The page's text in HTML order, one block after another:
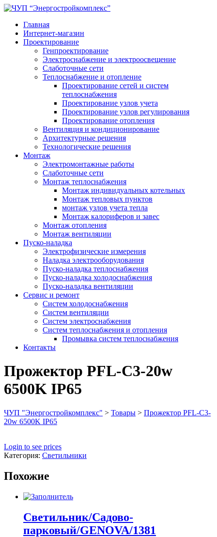
Главная
Интернет-магазин
Проектирование
Генпроектирование
Электроснабжение и электроосвещение
Слаботочные сети
Теплоснабжение и отопление
Проектирование сетей и систем
теплоснабжения
Проектирование узлов учета
Проектирование узлов регулирования
Проектирование отопления
Вентиляция и кондиционирование
Архитектурные решения
Технологические решения
Монтаж
Электромонтажные работы
Слаботочные сети
Монтаж теплоснабжения
Монтаж индивидуальных котельных
Монтаж тепловых пунктов
монтаж узлов учета тепла
Монтаж калориферов и завес
Монтаж отопления
Монтаж вентиляции
Пуско-наладка
Электрофизические измерения
Наладка электрооборудования
Пуско-наладка теплоснабжения
Пуско-наладка холодоснабжения
Пуско-наладка вентиляции
Сервис и ремонт
Систем холодоснабжения
Систем вентиляции
Систем электроснабжения
Систем теплоснабжения и отопления
Промывка систем теплоснабжения
Контакты
Прожектор PFL-C3-20w
6500K IP65
ЧУП "Энергостройкомплекс" > Товары > Прожектор PFL-C3-
20w 6500K IP65
Login to see prices
Категория: Светильники
Похожие
Светильник/Садово-
парковый/GENOVA/1381